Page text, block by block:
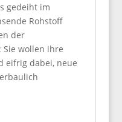
gedeiht im
Rohstoff
der
wollen ihre
eifrig dabei, neue